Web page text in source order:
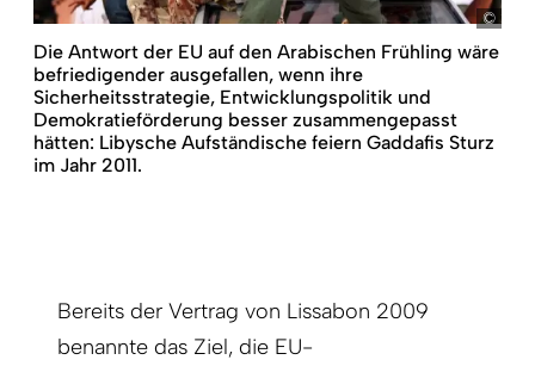
Die Antwort der EU auf den Arabischen Frühling wäre
befriedigender ausgefallen, wenn ihre
Sicherheitsstrategie, Entwicklungspolitik und
Demokratieförderung besser zusammengepasst
hätten: Libysche Aufständische feiern Gaddafis Sturz
im Jahr 2011.
Bereits der Vertrag von Lissabon 2009
benannte das Ziel, die EU-